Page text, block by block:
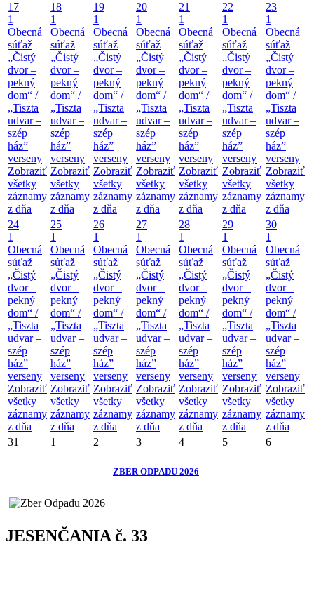
17
1
Obecná
súťaž
„Čistý
dvor –
pekný
dom“ /
„Tiszta
udvar –
szép
ház”
verseny
Zobraziť
všetky
záznamy
z dňa
18
1
Obecná
súťaž
„Čistý
dvor –
pekný
dom“ /
„Tiszta
udvar –
szép
ház”
verseny
Zobraziť
všetky
záznamy
z dňa
19
1
Obecná
súťaž
„Čistý
dvor –
pekný
dom“ /
„Tiszta
udvar –
szép
ház”
verseny
Zobraziť
všetky
záznamy
z dňa
20
1
Obecná
súťaž
„Čistý
dvor –
pekný
dom“ /
„Tiszta
udvar –
szép
ház”
verseny
Zobraziť
všetky
záznamy
z dňa
21
1
Obecná
súťaž
„Čistý
dvor –
pekný
dom“ /
„Tiszta
udvar –
szép
ház”
verseny
Zobraziť
všetky
záznamy
z dňa
22
1
Obecná
súťaž
„Čistý
dvor –
pekný
dom“ /
„Tiszta
udvar –
szép
ház”
verseny
Zobraziť
všetky
záznamy
z dňa
23
1
Obecná
súťaž
„Čistý
dvor –
pekný
dom“ /
„Tiszta
udvar –
szép
ház”
verseny
Zobraziť
všetky
záznamy
z dňa
24
1
Obecná
súťaž
„Čistý
dvor –
pekný
dom“ /
„Tiszta
udvar –
szép
ház”
verseny
Zobraziť
všetky
záznamy
z dňa
25
1
Obecná
súťaž
„Čistý
dvor –
pekný
dom“ /
„Tiszta
udvar –
szép
ház”
verseny
Zobraziť
všetky
záznamy
z dňa
26
1
Obecná
súťaž
„Čistý
dvor –
pekný
dom“ /
„Tiszta
udvar –
szép
ház”
verseny
Zobraziť
všetky
záznamy
z dňa
27
1
Obecná
súťaž
„Čistý
dvor –
pekný
dom“ /
„Tiszta
udvar –
szép
ház”
verseny
Zobraziť
všetky
záznamy
z dňa
28
1
Obecná
súťaž
„Čistý
dvor –
pekný
dom“ /
„Tiszta
udvar –
szép
ház”
verseny
Zobraziť
všetky
záznamy
z dňa
29
1
Obecná
súťaž
„Čistý
dvor –
pekný
dom“ /
„Tiszta
udvar –
szép
ház”
verseny
Zobraziť
všetky
záznamy
z dňa
30
1
Obecná
súťaž
„Čistý
dvor –
pekný
dom“ /
„Tiszta
udvar –
szép
ház”
verseny
Zobraziť
všetky
záznamy
z dňa
31
1 2 3 4 5 6
ZBER ODPADU 2026
JESENČANIA č. 33